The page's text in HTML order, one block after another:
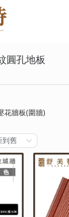
圓孔地板
花牆板(圍牆)
到舊